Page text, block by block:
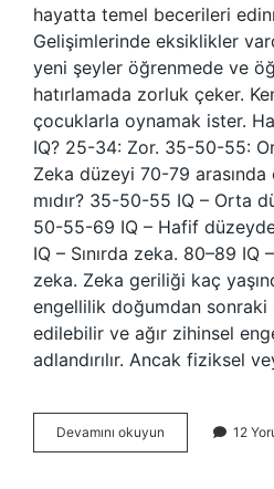
hayatta temel becerileri
Gelişimlerinde eksiklikler
yeni şeyler öğrenmede ve
hatırlamada zorluk çeker.
çocuklarla oynamak ister.
IQ? 25-34: Zor. 35-50-55:
Zeka düzeyi 70-79 arasında
mıdır? 35-50-55 IQ – Orta
50-55-69 IQ – Hafif
IQ – Sınırda zeka. 80–89
zeka. Zeka geriliği kaç
engellilik doğumdan
edilebilir ve ağır zihinsel
adlandırılır. Ancak fiziksel
Devamını okuyun
Zeka
12